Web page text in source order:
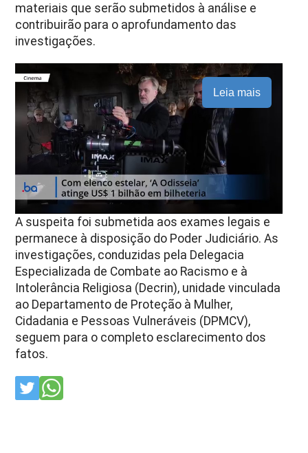
materiais que serão submetidos à análise e
contribuirão para o aprofundamento das
investigações.
Leia mais
A suspeita foi submetida aos exames legais e
permanece à disposição do Poder Judiciário. As
investigações, conduzidas pela Delegacia
Especializada de Combate ao Racismo e à
Intolerância Religiosa (Decrin), unidade vinculada
ao Departamento de Proteção à Mulher,
Cidadania e Pessoas Vulneráveis (DPMCV),
seguem para o completo esclarecimento dos
fatos.